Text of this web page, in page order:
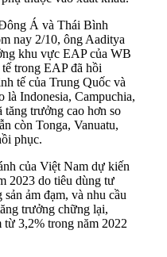
Á và Thái Bình
nay 2/10, ông Aaditya
khu vực EAP của WB
trong EAP đã hồi
tế của Trung Quốc và
là Indonesia, Campuchia,
trưởng cao hơn so
còn Tonga, Vanuatu,
phục.
của Việt Nam dự kiến
2023 do tiêu dùng tư
ảm đạm, và nhu cầu
trưởng chững lại,
3,2% trong năm 2022